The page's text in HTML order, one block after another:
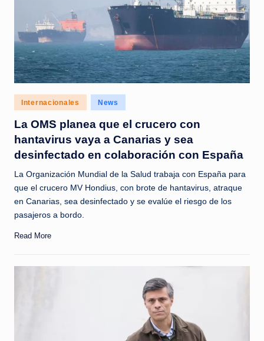
Posted
in
Internacionales News
La OMS planea que el crucero con
hantavirus vaya a Canarias y sea
desinfectado en colaboración con España
La Organización Mundial de la Salud trabaja con España para
que el crucero MV Hondius, con brote de hantavirus, atraque
en Canarias, sea desinfectado y se evalúe el riesgo de los
pasajeros a bordo.
Read More